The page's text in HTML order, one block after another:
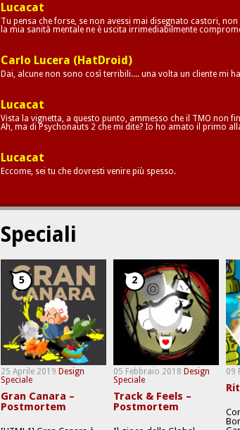
Lucacat
Tu pensa che forse, se non avessi mai disegnato castori,
la mia sanità mentale ne è uscita irrimediabilmente
Carlo Lucera (HatDroid)
Dai, alcune non sono così terribili.... una volta un cliente mi
Lucacat
Vista la vignetta, a questo punto, ammesso che il TMO non
Ah, ma di Psychonauts 2 che mi dite? Io ho amato il primo
Lucacat
Eccome, sei tu che dovresti venire più spesso.
Speciali
25 Aprile 2019 Design
Speciale
5
Gran Canara –
Postmortem
05 Febbraio 2018 Design
Speciale
2
Track & Feels –
Postmortem
09